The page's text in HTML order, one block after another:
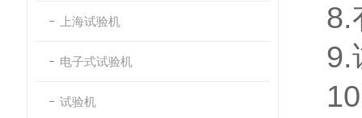
上海试验机
电子式试验机
试验机
8.
9.